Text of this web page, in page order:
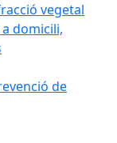
vegetal
domicili,
de